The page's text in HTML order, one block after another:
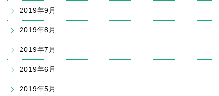
2019年9月
2019年8月
2019年7月
2019年6月
2019年5月